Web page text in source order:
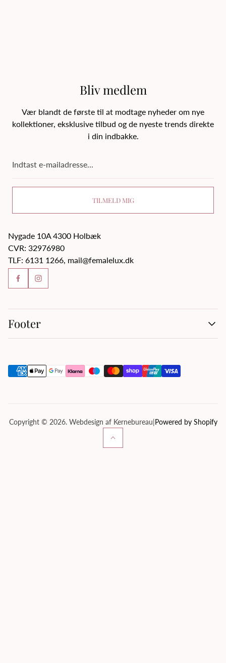
Nygade 10A 4300 Holbæk
CVR: 32976980
TLF: 6131 1266, mail@femalelux.dk
Footer
Om os
Bliv medlem
Vær blandt de første til at modtage nyheder om nye
kollektioner, eksklusive tilbud og de nyeste trends direkte
i din indbakke.
TILMELD MIG
Copyright © 2026. Webdesign af Kernebureau|Powered by Shopify